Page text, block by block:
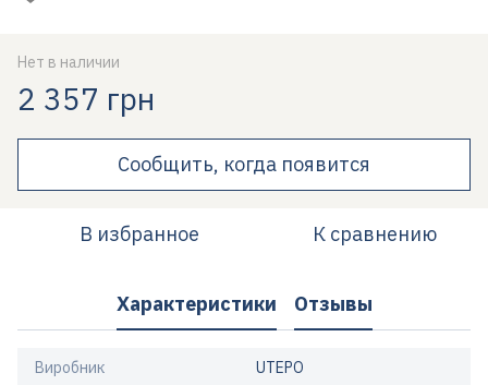
Нет в наличии
2 357 грн
Сообщить, когда появится
В избранное К сравнению
Характеристики Отзывы
Виробник UTEPO